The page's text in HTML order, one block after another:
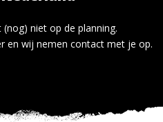
niet op de planning.
en wij nemen contact met je op.